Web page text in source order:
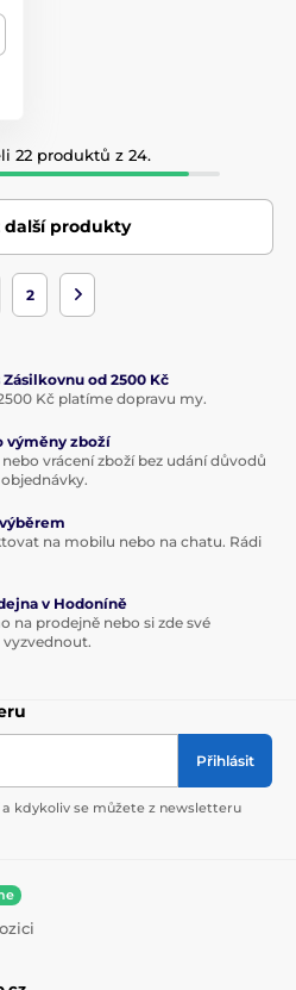
22 produktů z 24.
další produkty
2
od 2500 Kč
Kč platíme dopravu my.
výměny zboží
vrácení zboží bez udání důvodů
na mobilu nebo na chatu. Rádi
v Hodoníně
na prodejně nebo si zde své
Přihlásit
a kdykoliv se můžete z newsletteru